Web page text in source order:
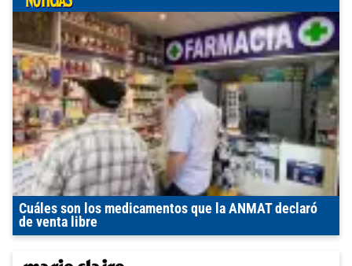
Cuáles son los medicamentos que la ANMAT declaró
de venta libre